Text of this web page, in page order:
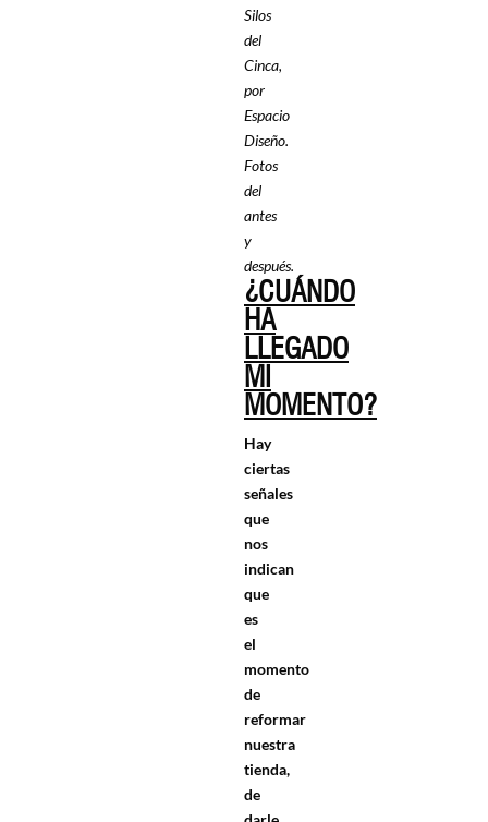
Silos
del
Cinca,
por
Espacio
Diseño.
Fotos
del
antes
y
después.
¿CUÁNDO
HA
LLEGADO
MI
MOMENTO?
Hay
ciertas
señales
que
nos
indican
que
es
el
momento
de
reformar
nuestra
tienda,
de